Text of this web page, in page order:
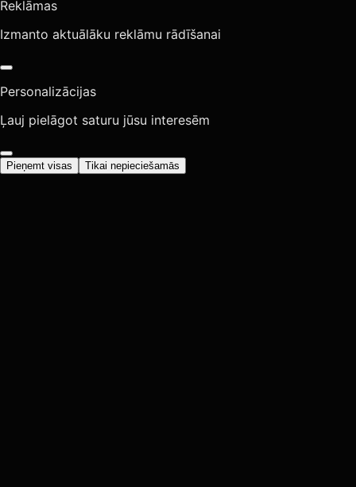
Reklāmas
Izmanto aktuālāku reklāmu rādīšanai
Personalizācijas
Ļauj pielāgot saturu jūsu interesēm
Pieņemt visas Tikai nepieciešamās